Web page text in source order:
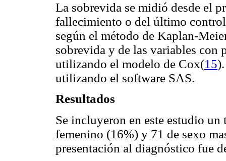
La sobrevida se midió desde el
fallecimiento o del último
según el método de Kaplan-
sobrevida y de las variables con
utilizando el modelo de Cox(15
utilizando el software SAS.
Resultados
Se incluyeron en este estudio
femenino (16%) y 71 de sexo
presentación al diagnóstico fue